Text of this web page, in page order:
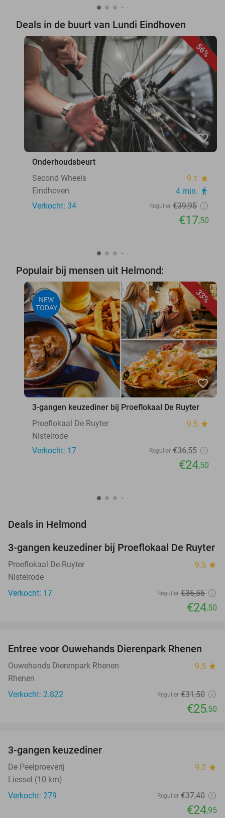
Deals in de buurt van Lundi Eindhoven
56%
favorite_border
Onderhoudsbeurt
Second Wheels
9.1 star
Eindhoven 4 min. directions_walk
Verkocht: 34 Regulier €39,95
€17,50
Populair bij mensen uit Helmond:
33%
NEW
TODAY
favorite_border
3-gangen keuzediner bij Proeflokaal De Ruyter
Proeflokaal De Ruyter
9.5 star
Nistelrode
Verkocht: 17
Regulier €36,55
€24,50
Deals in Helmond
33%
NEW
TODAY
3-gangen keuzediner bij Proeflokaal De Ruyter
Proeflokaal De Ruyter 9.5 star
Nistelrode
Verkocht: 17
Regulier €36,55
€24,50
19%
TODAY
Entree voor Ouwehands Dierenpark Rhenen
Ouwehands Dierenpark Rhenen 9.5 star
Rhenen
Verkocht: 2.822
Regulier €31,50
€25,50
3-gangen keuzediner
De Peelproeverij 9.2 star
Liessel (10 km)
Verkocht: 279
Regulier €37,40
€24,95